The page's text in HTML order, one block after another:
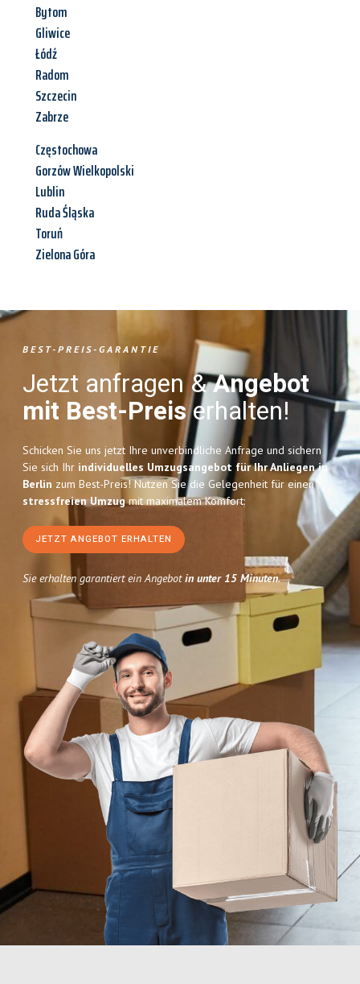
Bytom
Gliwice
Łódź
Radom
Szczecin
Zabrze
Częstochowa
Gorzów Wielkopolski
Lublin
Ruda Śląska
Toruń
Zielona Góra
BEST-PREIS-GARANTIE
Jetzt anfragen &Angebot
mit Best-Preiserhalten!
Schicken Sie uns jetzt Ihre unverbindliche Anfrage und sichern
Sie sich Ihr individuelles Umzugsangebot für Ihr Anliegen in
Berlin zum Best-Preis! Nutzen Sie die Gelegenheit für einen
stressfreien Umzugmit maximalem Komfort:
JETZT ANGEBOT ERHALTEN
Sie erhalten garantiert ein Angebotin unter 15 Minuten.